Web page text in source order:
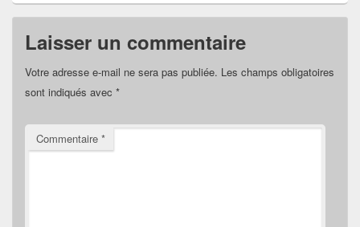
Laisser un commentaire
Votre adresse e-mail ne sera pas publiée. Les champs obligatoires
sont indiqués avec *
Commentaire *